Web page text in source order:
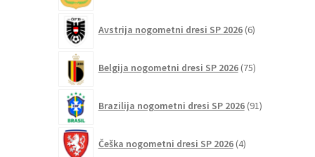
Avstrija nogometni dresi SP 2026 6izdelkov
Belgija nogometni dresi SP 2026 75izdelkov
Brazilija nogometni dresi SP 2026 91izdelkov
Češka nogometni dresi SP 2026 4izdelki